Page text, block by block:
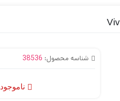
شناسه محصول: 38536
ناموجود